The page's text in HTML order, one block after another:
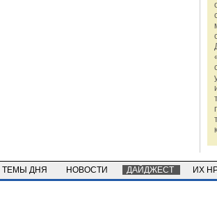
ТЕМЫ ДНЯ НОВОСТИ ДАЙДЖЕСТ ИХ